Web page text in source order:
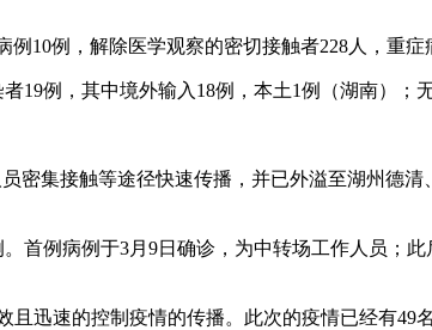
10例，解除医学观察的密切接触者228人，重症
19例，其中境外输入18例，本土1例（湖南）；
密集接触等途径快速传播，并已外溢至湖州德
首例病例于3月9日确诊，为中转场工作人员；
迅速的控制疫情的传播。此次的疫情已经有49